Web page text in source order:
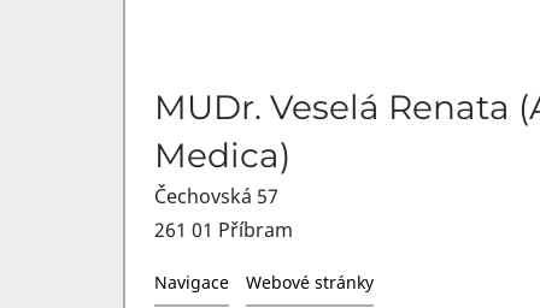
MUDr. Veselá Renata
Medica)
Čechovská 57
261 01 Příbram
Navigace Webové stránky